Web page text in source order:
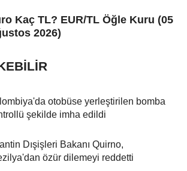
Kaç TL? EUR/TL Öğle Kuru (05
2026)
otobüse yerleştirilen bomba
şekilde imha edildi
Dışişleri Bakanı Quirno,
özür dilemeyi reddetti